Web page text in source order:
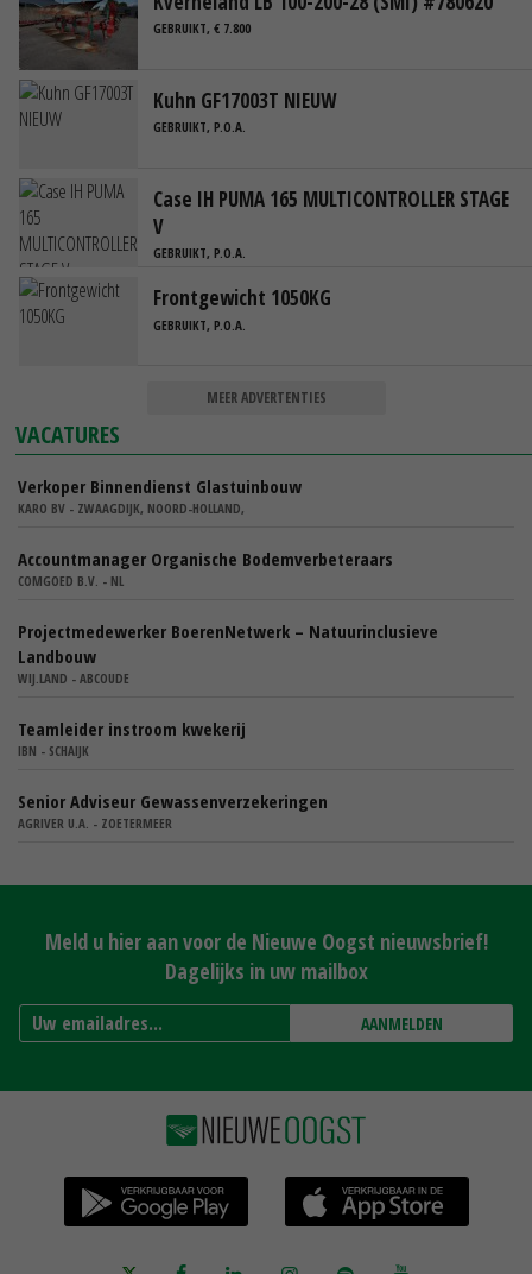
GEBRUIKT, € 7.800
Kuhn GF17003T NIEUW
GEBRUIKT, P.O.A.
Case IH PUMA 165 MULTICONTROLLER STAGE
V
GEBRUIKT, P.O.A.
Frontgewicht 1050KG
GEBRUIKT, P.O.A.
MEER ADVERTENTIES
VACATURES
Verkoper Binnendienst Glastuinbouw
KARO BV - ZWAAGDIJK, NOORD-HOLLAND,
Accountmanager Organische Bodemverbeteraars
COMGOED B.V. - NL
Projectmedewerker BoerenNetwerk – Natuurinclusieve
Landbouw
WIJ.LAND - ABCOUDE
Teamleider instroom kwekerij
IBN - SCHAIJK
Senior Adviseur Gewassenverzekeringen
AGRIVER U.A. - ZOETERMEER
Meld u hier aan voor de Nieuwe Oogst nieuwsbrief!
Dagelijks in uw mailbox
AANMELDEN